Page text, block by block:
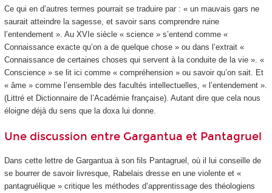
Ce qui en d’autres termes pourrait se traduire par : « un mauvais gars ne
saurait atteindre la sagesse, et savoir sans comprendre ruine
l’entendement ». Au XVI esiècle « science » s’entend comme «
Connaissance exacte qu’on a de quelque chose » ou dans l’extrait «
Connaissance de certaines choses qui servent à la conduite de la vie ». «
Conscience » se lit ici comme « compréhension » ou savoir qu’on sait. Et
« âme » comme l’ensemble des facultés intellectuelles, « l’entendement ».
(Littré et Dictionnaire de l’Académie française). Autant dire que cela nous
éloigne déjà du sens que la doxa lui donne.
Une discussion entre Gargantua et Pantagruel
Dans cette lettre de Gargantua à son fils Pantagruel, où il lui conseille de
se bourrer de savoir livresque, Rabelais dresse en une violente et «
pantagruélique » critique les méthodes d’apprentissage des théologiens